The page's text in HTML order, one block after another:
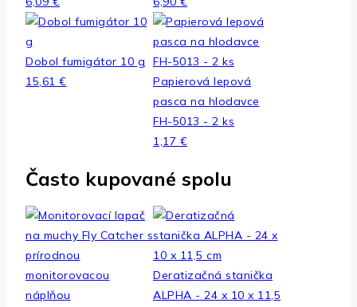
Dobol fumigátor 10 g
15,61 €
Papierová lepová
pasca na hlodavce
FH-5013 - 2 ks
1,17 €
Často kupované spolu
Deratizačná stanička
ALPHA - 24 x 10 x 11,5